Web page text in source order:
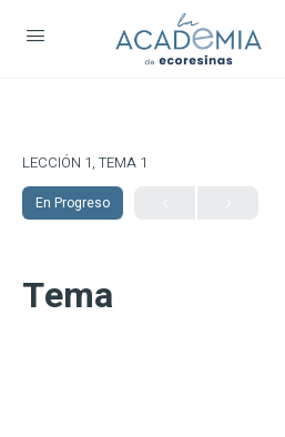
LECCIÓN 1, TEMA 1
En Progreso
Tema